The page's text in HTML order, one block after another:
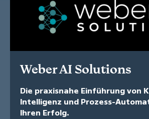
Weber AI Solutions
Die praxisnahe Einführung von
Intelligenz und Prozess-
Ihren Erfolg.